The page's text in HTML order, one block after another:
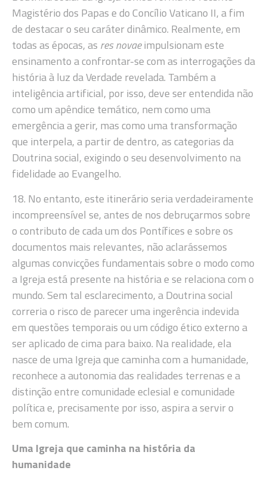
Magistério dos Papas e do Concílio Vaticano II, a fim
de destacar o seu caráter dinâmico. Realmente, em
todas as épocas, as res novaeimpulsionam este
ensinamento a confrontar-se com as interrogações da
história à luz da Verdade revelada. Também a
inteligência artificial, por isso, deve ser entendida não
como um apêndice temático, nem como uma
emergência a gerir, mas como uma transformação
que interpela, a partir de dentro, as categorias da
Doutrina social, exigindo o seu desenvolvimento na
fidelidade ao Evangelho.
18. No entanto, este itinerário seria verdadeiramente
incompreensível se, antes de nos debruçarmos sobre
o contributo de cada um dos Pontífices e sobre os
documentos mais relevantes, não aclarássemos
algumas convicções fundamentais sobre o modo como
a Igreja está presente na história e se relaciona com o
mundo. Sem tal esclarecimento, a Doutrina social
correria o risco de parecer uma ingerência indevida
em questões temporais ou um código ético externo a
ser aplicado de cima para baixo. Na realidade, ela
nasce de uma Igreja que caminha com a humanidade,
reconhece a autonomia das realidades terrenas e a
distinção entre comunidade eclesial e comunidade
política e, precisamente por isso, aspira a servir o
bem comum.
Uma Igreja que caminha na história da
humanidade